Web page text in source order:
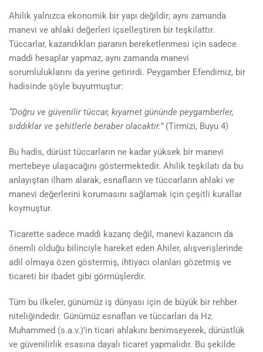
Ahilik yalnızca ekonomik bir yapı değildir; aynı zamanda
manevi ve ahlaki değerleri içselleştiren bir teşkilattır.
Tüccarlar, kazandıkları paranın bereketlenmesi için sadece
maddi hesaplar yapmaz, aynı zamanda manevi
sorumluluklarını da yerine getirirdi. Peygamber Efendimiz, bir
hadisinde şöyle buyurmuştur:
“Doğru ve güvenilir tüccar, kıyamet gününde peygamberler,
sıddıklar ve şehitlerle beraber olacaktır.”(Tirmizi, Buyu 4)
Bu hadis, dürüst tüccarların ne kadar yüksek bir manevi
mertebeye ulaşacağını göstermektedir. Ahilik teşkilatı da bu
anlayıştan ilham alarak, esnafların ve tüccarların ahlaki ve
manevi değerlerini korumasını sağlamak için çeşitli kurallar
koymuştur.
Ticarette sadece maddi kazanç değil, manevi kazancın da
önemli olduğu bilinciyle hareket eden Ahiler, alışverişlerinde
adil olmaya özen göstermiş, ihtiyacı olanları gözetmiş ve
ticareti bir ibadet gibi görmüşlerdir.
Tüm bu ilkeler, günümüz iş dünyası için de büyük bir rehber
niteliğindedir. Günümüz esnafları ve tüccarları da Hz.
Muhammed (s.a.v.)’in ticari ahlakını benimseyerek, dürüstlük
ve güvenilirlik esasına dayalı ticaret yapmalıdır. Bu şekilde